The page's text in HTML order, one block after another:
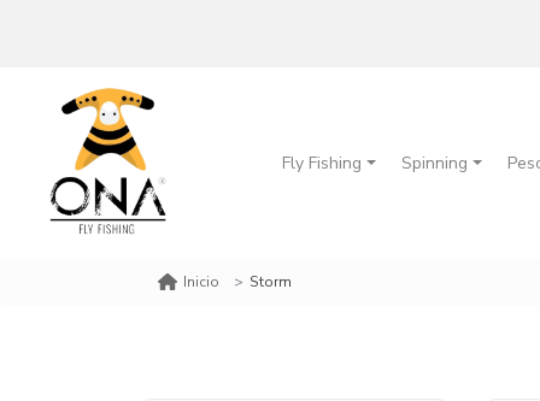
Fly Fishing Spinning
Inicio Storm